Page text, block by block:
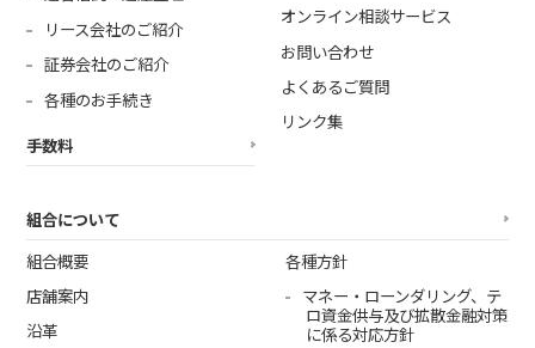
リース会社のご紹介
証券会社のご紹介
各種のお手続き
手数料
オンライン相談サービス
お問い合わせ
よくあるご質問
リンク集
組合について
組合概要
店舗案内
沿革
各種方針
マネー・ローンダリング、テ
ロ資金供与及び拡散金融対策
に係る対応方針